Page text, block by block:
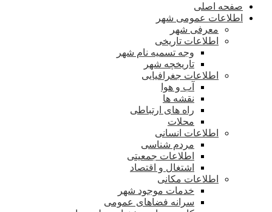
صفحه اصلی
اطلاعات عمومی شهر
معرفی شهر
اطلاعات تاریخی
وجه تسمیه نام شهر
تاریخچه شهر
اطلاعات جغرافیایی
آب و هوا
نقشه ها
راه های ارتباطی
محلات
اطلاعات انسانی
مردم شناسی
اطلاعات جمعیتی
اشتغال و اقتصاد
اطلاعات مکانی
خدمات موجود شهر
سرانه فضاهای عمومی